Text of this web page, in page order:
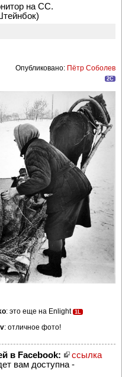
на CC.
Опубликовано: Пётр Соболев
2C
: это еще на Enlight 1L
: отличное фото!
в Facebook:
ссылка
вам доступна -